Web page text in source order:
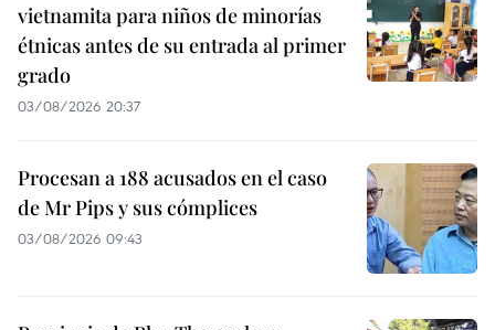
vietnamita para niños de minorías
étnicas antes de su entrada al primer
grado
03/08/2026 20:37
Procesan a 188 acusados en el caso
de Mr Pips y sus cómplices
03/08/2026 09:43